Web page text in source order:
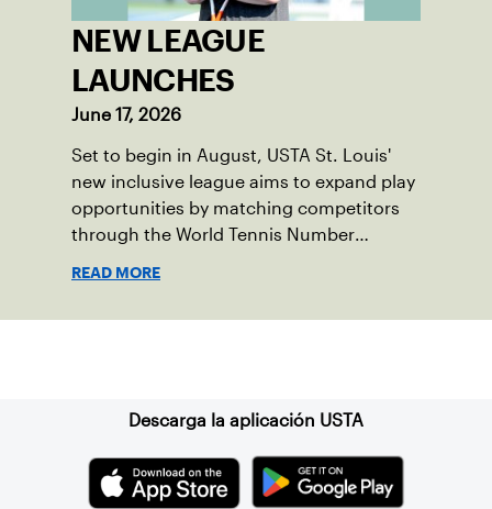
NEW LEAGUE
LAUNCHES
June 17, 2026
Set to begin in August, USTA St. Louis'
new inclusive league aims to expand play
opportunities by matching competitors
through the World Tennis Number
READ MORE
Descarga la aplicación USTA